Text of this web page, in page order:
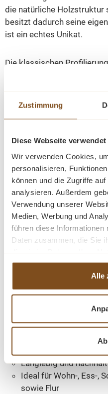
Zustimmung
Diese Webseite
Wir verwenden Cookies,
personalisieren,
können und die Zugriffe
analysieren. Außerdem
Verwendung unserer
Medien, Werbung und
führen diese
Daten zusammen, die Sie
haben.
Alle
die natürliche
besitzt dadurch seine
ist ein echtes Unikat.
Die klassischen
Kranzabschluss und die
seiner robusten Bauweise
Möbelstück viele Jahre
Abmessungen: Höhe 180
cm
Massivholz Kiefer
Oberfläche natur
Klassischer
1 Tür
Mehrere stabile
Massive Verarbeitung
Jedes Möbelstück ein
Hochwertige
Langlebig und
Ideal für Wohn-, Ess-,
sowie Flur